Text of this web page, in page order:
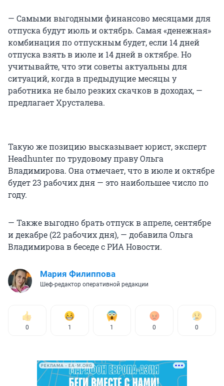
— Самыми выгодными финансово месяцами для
отпуска будут июль и октябрь. Самая «денежная»
комбинация по отпускным будет, если 14 дней
отпуска взять в июле и 14 дней в октябре. Но
учитывайте, что эти советы актуальны для
ситуаций, когда в предыдущие месяцы у
работника не было резких скачков в доходах, —
предлагает Хрусталева.
Такую же позицию высказывает юрист, эксперт
Headhunter по трудовому праву Ольга
Владимирова. Она отмечает, что в июле и октябре
будет 23 рабочих дня — это наибольшее число по
году.
— Также выгодно брать отпуск в апреле, сентябре
и декабре (22 рабочих дня), — добавила Ольга
Владимирова в беседе с РИА Новости.
Мария Филиппова
Шеф-редактор оперативной редакции
0 1 1 0 0
РЕКЛАМА • EA-M.ORG